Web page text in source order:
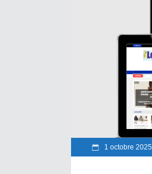
1 octobre 2025